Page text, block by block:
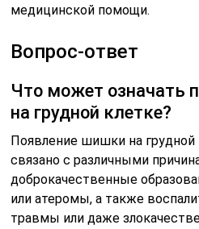
медицинской помощи.
Вопрос-ответ
Что может означать
на грудной клетке?
Появление шишки на
связано с различными
доброкачественные
или атеромы, а также
травмы или даже